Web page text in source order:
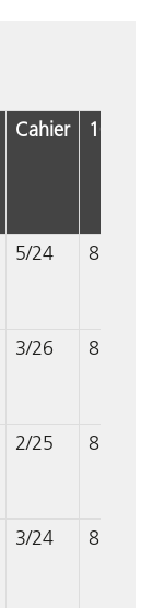
Cahier 1000
5/24 869
3/26 867
2/25 867
3/24 865